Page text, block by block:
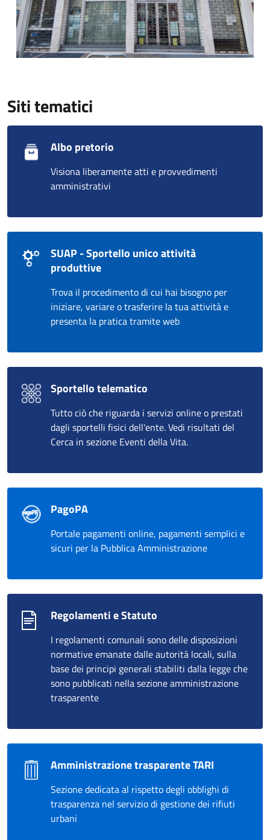
Siti tematici
Albo pretorio
Visiona liberamente atti e provvedimenti
amministrativi
SUAP - Sportello unico attività
produttive
Trova il procedimento di cui hai bisogno per
iniziare, variare o trasferire la tua attività e
presenta la pratica tramite web
Sportello telematico
Tutto ciò che riguarda i servizi online o prestati
dagli sportelli fisici dell'ente. Vedi risultati del
Cerca in sezione Eventi della Vita.
PagoPA
Portale pagamenti online, pagamenti semplici e
sicuri per la Pubblica Amministrazione
Regolamenti e Statuto
I regolamenti comunali sono delle disposizioni
normative emanate dalle autorità locali, sulla
base dei principi generali stabiliti dalla legge che
sono pubblicati nella sezione amministrazione
trasparente
Amministrazione trasparente TARI
Sezione dedicata al rispetto degli obblighi di
trasparenza nel servizio di gestione dei rifiuti
urbani